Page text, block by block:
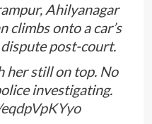
Ahilyanagar
climbs onto a car’s
post-court.
her still on top. No
investigating.